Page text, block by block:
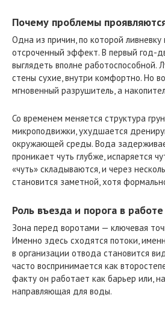
Почему проблемы
Одна из причин, по которой
отсроченный эффект. В первый год-
выглядеть вполне работоспособной.
стены сухие, внутри комфортно. Но
мгновенный разрушитель, а
Со временем меняется структура
микроподвижки, ухудшается
окружающей среды. Вода
проникает чуть глубже, испаряется
«чуть» складываются, и через
становится заметной, хотя
Роль въезда и порога в
Зона перед воротами — ключевая
Именно здесь сходятся потоки,
в организации отвода становится
часто воспринимается как
факту он работает как барьер или,
направляющая для воды.